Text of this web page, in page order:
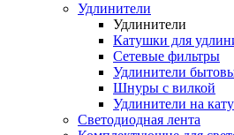
Удлинители
Удлинители
Катушки для
Сетевые фильтры
Удлинители
Шнуры с вилкой
Удлинители на
Светодиодная лента